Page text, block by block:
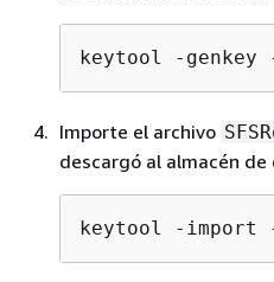
keytool -
Importe el archivo
descargó al almacén de
keytool -import